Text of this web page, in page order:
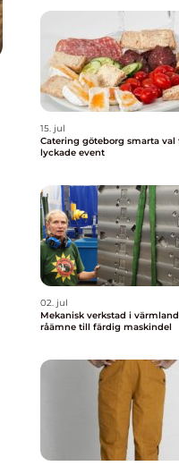
15. jul
Catering göteborg smarta val för
lyckade event
02. jul
Mekanisk verkstad i värmland från
råämne till färdig maskindel